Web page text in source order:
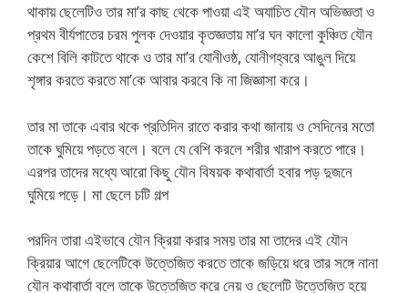
থাকায় ছেলেটিও তার মা’র কাছ থেকে পাওয়া এই অযাচিত যৌন অভিজ্ঞতা ও
প্রথম বীর্যপাতের চরম পুলক দেওয়ার কৃতজ্ঞতায় মা’র ঘন কালো কুঞ্চিত যৌন
কেশে বিলি কাটতে থাকে ও তার মা’র যোনীওষ্ঠ, যোনীগহ্বরে আঙুল দিয়ে
শৃঙ্গার করতে করতে মা’কে আবার করবে কি না জিজ্ঞাসা করে।
তার মা তাকে এবার থকে প্রতিদিন রাতে করার কথা জানায় ও সেদিনের মতো
তাকে ঘুমিয়ে পড়তে বলে। বলে যে বেশি করলে শরীর খারাপ করতে পারে।
এরপর তাদের মধ্যে আরো কিছু যৌন বিষয়ক কথাবার্তা হবার পড় দুজনে
ঘুমিয়ে পড়ে। মা ছেলে চটি গল্প
পরদিন তারা এইভাবে যৌন ক্রিয়া করার সময় তার মা তাদের এই যৌন
ক্রিয়ার আগে ছেলেটিকে উত্তেজিত করতে তাকে জড়িয়ে ধরে তার সঙ্গে নানা
যৌন কথাবার্তা বলে তাকে উত্তেজিত করে নেয় ও ছেলেটি উত্তেজিত হয়ে